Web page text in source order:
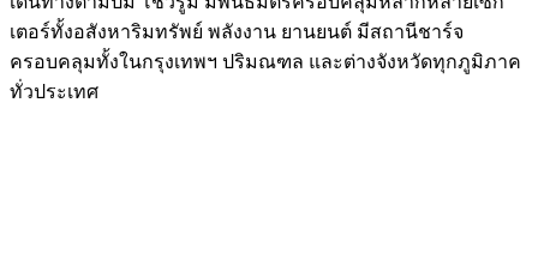
เตอร์ทั้งอสังหาริมทรัพย์ พลังงาน ยานยนต์ มีสถานีชาร์จ
ครอบคลุมทั้งในกรุงเทพฯ ปริมณฑล และต่างจังหวัดทุกภูมิภาค
ทั่วประเทศ